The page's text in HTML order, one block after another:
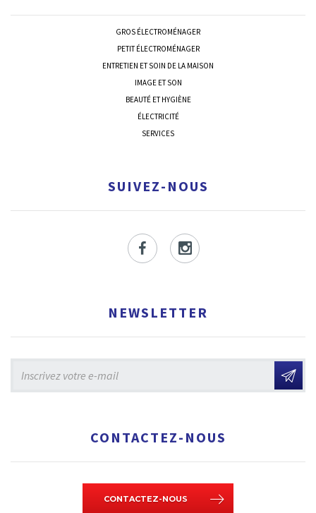
GROS ÉLECTROMÉNAGER
PETIT ÉLECTROMÉNAGER
ENTRETIEN ET SOIN DE LA MAISON
IMAGE ET SON
BEAUTÉ ET HYGIÈNE
ÉLECTRICITÉ
SERVICES
SUIVEZ-NOUS
FacebookInstagram
NEWSLETTER
CONTACTEZ-NOUS
CONTACTEZ-NOUS